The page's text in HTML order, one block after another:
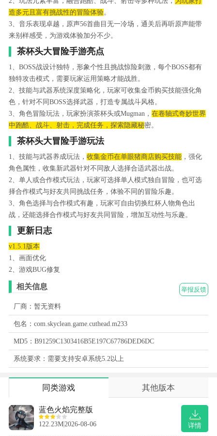
造多元且富有挑战性的冒险体验。
3、音乐表现卓越，原声56首曲目无一冷场，通关后再听原声能带
来别样感受，为游戏体验加分不少。
茶杯头大冒险手游亮点
1、BOSS战设计独特，形象个性且挑战惊险刺激，每个BOSS都有
独特攻击模式，需要玩家运用策略才能战胜。
2、技能与武器系统深度策略化，玩家可收集金币购买技能强化角
色，针对不同BOSS选择武器，打造专属战斗风格。
3、角色冒险玩法，玩家扮演茶杯头或Mugman， 在卷轴式奇妙世界
中跑酷、战斗、射击，完成任务，探索隐藏秘密。
茶杯头大冒险手游玩法
1、技能与武器养成玩法， 收集金币在单眼猪商店购买技能，强化
角色属性，收集新武器针对不同敌人选择合适武器出战。
2、单人或合作模式玩法，玩家可选择单人模式独自冒险，也可选
择合作模式与好友共同挑战任务，体验不同的冒险乐趣。
3、角色选择与合作模式有趣，玩家可自由切换红杯人物角色出
战，还能选择合作模式与好友共同冒险，增加互动性与乐趣。
更新日志
v1.5.1版本
1、画面优化
2、游戏BUG修复
举报反馈
相关信息
厂商：暂无资料
包名：com.skyclean.game.cuthead.m233
MD5：B91259C1303416B5E197C67786DED6DC
系统要求：需要支持安卓系统5.2以上
同类游戏 其他版本
详情
蓝色火焰完整版
122.23M2026-08-06